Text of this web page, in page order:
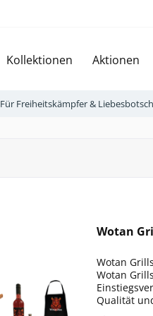
Kollektionen Aktionen
Für Freiheitskämpfer &
Wotan
Wotan
Wotan
Qualität
für